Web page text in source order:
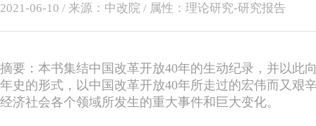
2021-06-10 / 来源：中改院 / 属性：理论研究-研究报告
摘要：本书集结中国改革开放40年的生动纪录，并以此
年史的形式，以中国改革开放40年所走过的宏伟而又艰
经济社会各个领域所发生的重大事件和巨大变化。